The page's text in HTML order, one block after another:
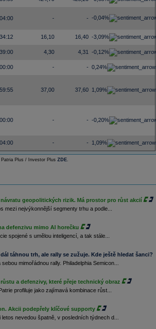
- - -0,04%
16,10 16,40 -3,09%
4,30 4,31 -0,12%
- - 0,24%
37,00 37,60 1,09%
- - -0,20%
- - 1,09%
Plus / Investor Plus ZDE.
geopolitických rizik. Má prostor pro růst akcií
mezi nejvýkonnější segmenty trhu a podle...
defenzivu mimo AI horečku
spojené s umělou inteligencí, a tak stále...
táhnou trh, ale rally se zužuje. Kde ještě hledat šanci?
mimořádnou rally. Philadelphia Semicon...
a defenzivy, které přeje technický obraz
profiluje jako zajímavá kombinace růst...
Akcii podepřely klíčové supporty
nevedou špatně, v posledních týdnech d...